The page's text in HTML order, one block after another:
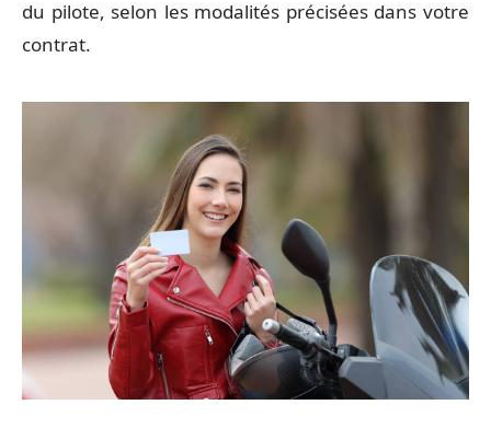
du pilote, selon les modalités précisées dans votre
contrat.